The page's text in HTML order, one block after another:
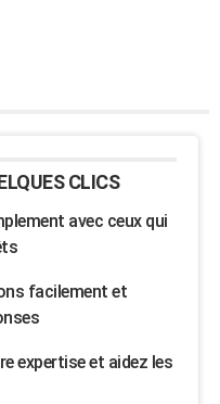
CLICS
avec ceux qui
facilement et
expertise et aidez les